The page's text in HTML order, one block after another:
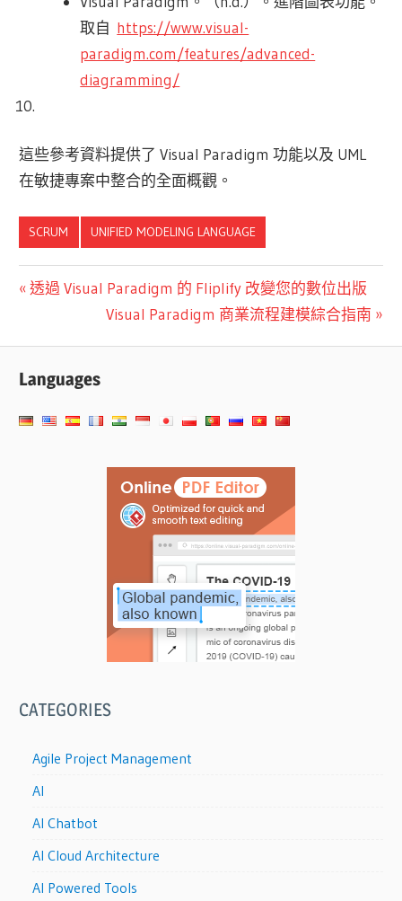
取自 https://www.visual-
paradigm.com/features/advanced-
diagramming/
這些參考資料提供了 Visual Paradigm 功能以及 UML
在敏捷專案中整合的全面概觀。
SCRUM UNIFIED MODELING LANGUAGE
文
覽
Previous
透過 Visual Paradigm 的 Fliplify 改變您的數位出版
Next
Visual Paradigm 商業流程建模綜合指南
Languages
CATEGORIES
Agile Project Management
AI
AI Chatbot
AI Cloud Architecture
AI Powered Tools